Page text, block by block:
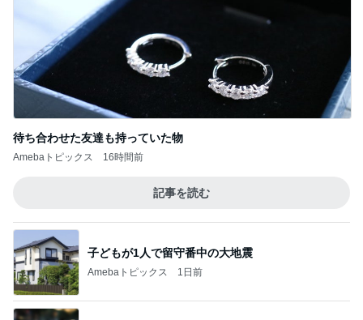
待ち合わせた友達も持っていた物
Amebaトピックス 16時間前
記事を読む
子どもが1人で留守番中の大地震
Amebaトピックス 1日前